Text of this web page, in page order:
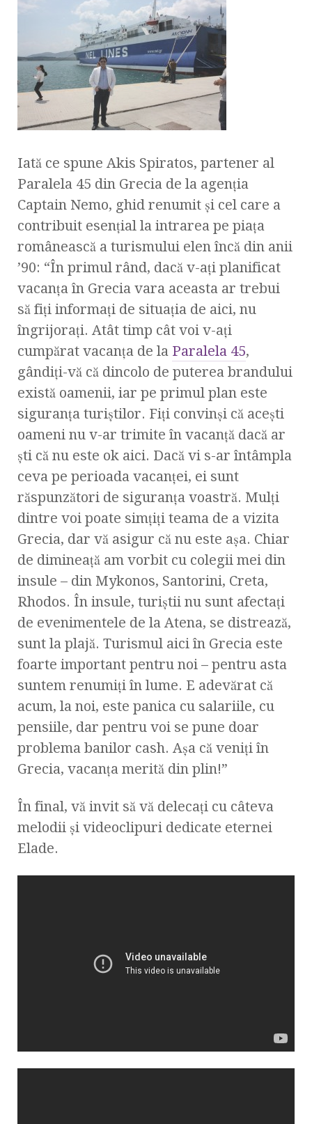
Iată ce spune Akis Spiratos, partener al
Paralela 45 din Grecia de la agenţia
Captain Nemo, ghid renumit şi cel care a
contribuit esenţial la intrarea pe piaţa
românească a turismului elen încă din anii
’90: “În primul rând, dacă v-aţi planificat
vacanţa în Grecia vara aceasta ar trebui
să fiţi informaţi de situaţia de aici, nu
îngrijoraţi. Atât timp cât voi v-aţi
cumpărat vacanţa de la Paralela 45,
gândiţi-vă că dincolo de puterea brandului
există oamenii, iar pe primul plan este
siguranţa turiştilor. Fiţi convinşi că aceşti
oameni nu v-ar trimite în vacanţă dacă ar
şti că nu este ok aici. Dacă vi s-ar întâmpla
ceva pe perioada vacanţei, ei sunt
răspunzători de siguranţa voastră. Mulţi
dintre voi poate simţiţi teama de a vizita
Grecia, dar vă asigur că nu este aşa. Chiar
de dimineaţă am vorbit cu colegii mei din
insule – din Mykonos, Santorini, Creta,
Rhodos. În insule, turiştii nu sunt afectaţi
de evenimentele de la Atena, se distrează,
sunt la plajă. Turismul aici în Grecia este
foarte important pentru noi – pentru asta
suntem renumiţi în lume. E adevărat că
acum, la noi, este panica cu salariile, cu
pensiile, dar pentru voi se pune doar
problema banilor cash. Aşa că veniţi în
Grecia, vacanţa merită din plin!”
În final, vă invit să vă delecaţi cu câteva
melodii şi videoclipuri dedicate eternei
Elade.